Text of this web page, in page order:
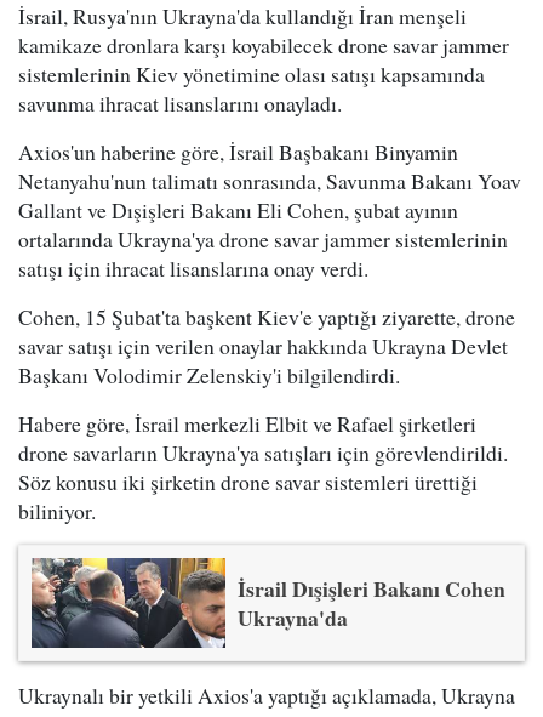
İsrail, Rusya'nın Ukrayna'da kullandığı İran menşeli
kamikaze dronlara karşı koyabilecek drone savar jammer
sistemlerinin Kiev yönetimine olası satışı kapsamında
savunma ihracat lisanslarını onayladı.
Axios'un haberine göre, İsrail Başbakanı Binyamin
Netanyahu'nun talimatı sonrasında, Savunma Bakanı Yoav
Gallant ve Dışişleri Bakanı Eli Cohen, şubat ayının
ortalarında Ukrayna'ya drone savar jammer sistemlerinin
satışı için ihracat lisanslarına onay verdi.
Cohen, 15 Şubat'ta başkent Kiev'e yaptığı ziyarette, drone
savar satışı için verilen onaylar hakkında Ukrayna Devlet
Başkanı Volodimir Zelenskiy'i bilgilendirdi.
Habere göre, İsrail merkezli Elbit ve Rafael şirketleri
drone savarların Ukrayna'ya satışları için görevlendirildi.
Söz konusu iki şirketin drone savar sistemleri ürettiği
biliniyor.
İsrail Dışişleri Bakanı Cohen
Ukrayna'da
Ukraynalı bir yetkili Axios'a yaptığı açıklamada, Ukrayna